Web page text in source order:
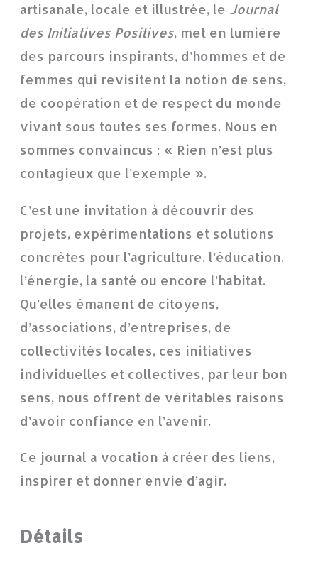
artisanale, locale et illustrée, le Journal
des Initiatives Positives, met en lumière
des parcours inspirants, d’hommes et de
femmes qui revisitent la notion de sens,
de coopération et de respect du monde
vivant sous toutes ses formes. Nous en
sommes convaincus : « Rien n’est plus
contagieux que l’exemple ».
C’est une invitation à découvrir des
projets, expérimentations et solutions
concrètes pour l’agriculture, l’éducation,
l’énergie, la santé ou encore l’habitat.
Qu’elles émanent de citoyens,
d’associations, d’entreprises, de
collectivités locales, ces initiatives
individuelles et collectives, par leur bon
sens, nous offrent de véritables raisons
d’avoir confiance en l’avenir.
Ce journal a vocation à créer des liens,
inspirer et donner envie d’agir.
Détails